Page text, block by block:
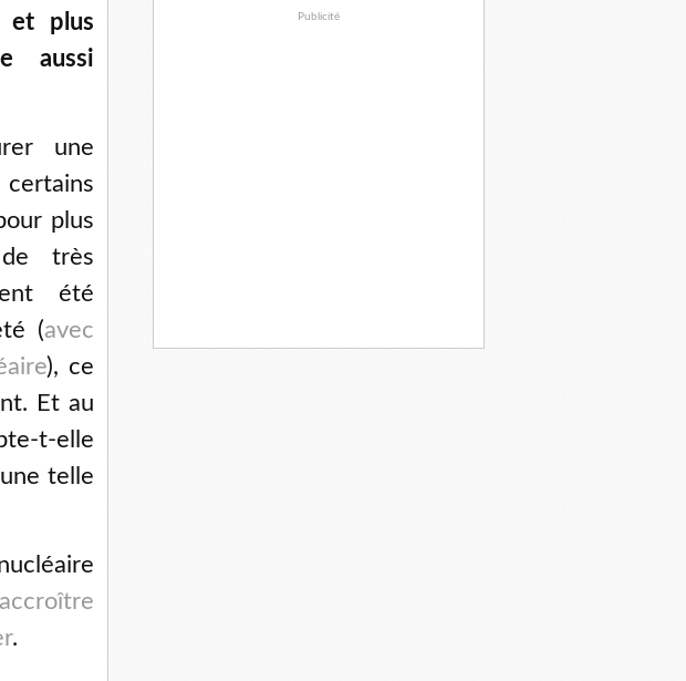
et plus
aussi
une
plus
de très
été
(avec
), ce
Et au
t-elle
telle
accroître
.
Publicité